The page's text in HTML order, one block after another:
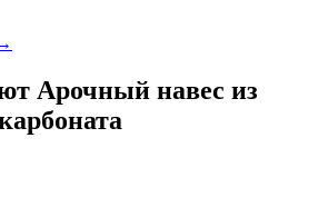
Арочный навес из